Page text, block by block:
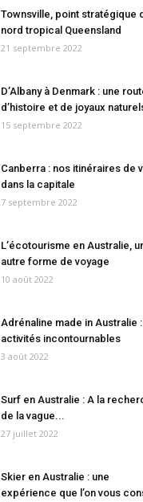
Townsville, point stratégique
nord tropical Queensland
21 septembre 2022
D’Albany à Denmark : une
d’histoire et de joyaux
15 septembre 2022
Canberra : nos itinéraires de
dans la capitale
7 septembre 2022
L’écotourisme en Australie,
autre forme de voyage
10 août 2022
Adrénaline made in Australie
activités incontournables
3 août 2022
Surf en Australie : A la
de la vague...
27 juillet 2022
Skier en Australie : une
expérience que l’on vous